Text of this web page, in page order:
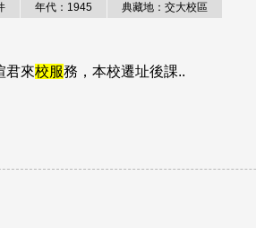
年代：1945 典藏地：交大校區
君來校服務，本校遷址後課..